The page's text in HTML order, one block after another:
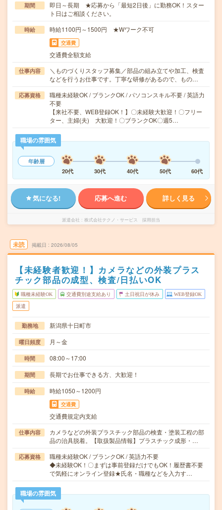
期間
即日～長期 ★応募から「最短2日後」に勤務OK！スター
ト日はご相談ください。
時給 時給1100円～1500円 ★Wワーク不可
交通費
交通費全額支給
仕事内容
＼ものづくりスタッフ募集／部品の組み立てや加工、検査
などを行うお仕事です。丁寧な研修があるので、もの…
応募資格
職種未経験OK / ブランクOK / パソコンスキル不要 / 英語力
不要
【来社不要、WEB登録OK！】〇未経験大歓迎！〇フリー
ター、主婦(夫) 大歓迎！〇ブランクOK〇週5…
職場の雰囲気
年齢層
20代
30代 40代 50代 60代
気になる! 応募へ進む 詳しく見る
派遣会社 株式会社テクノ・サービス 採用担当
未読 掲載日 2026/08/05
【未経験者歓迎！】カメラなどの外装プラス
チック部品の成型、検査/日払いOK
職種未経験OK 交通費別途支給あり 土日祝日が休み WEB登録OK
派遣
勤務地 新潟県十日町市
曜日頻度 月～金
時間 08:00～17:00
期間 長期でお仕事できる方、大歓迎！
時給 時給1050～1200円
交通費
交通費規定内支給
仕事内容
カメラなどの外装プラスチック部品の検査・塗装工程の部
品の治具脱着。【取扱製品情報】プラスチック成形・…
応募資格
職種未経験OK / ブランクOK / 英語力不要
◆未経験OK！〇まずは事前登録だけでもOK！履歴書不要
で気軽にオンライン登録★氏名・職種などを入力す…
職場の雰囲気